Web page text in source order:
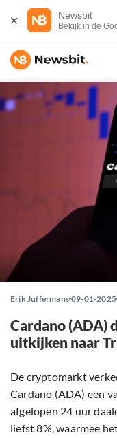
Newsbit
Bekijk in de
Erik Juffermans 09-01-2025
Cardano (ADA)
uitkijken naar
De cryptomarkt
Cardano (ADA) een
afgelopen 24 uur
liefst 8%, waarmee